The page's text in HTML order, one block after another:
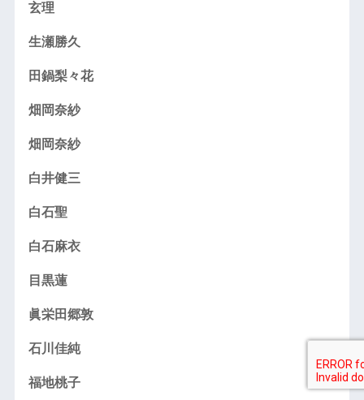
玄理
生瀬勝久
田鍋梨々花
畑岡奈紗
畑岡奈紗
白井健三
白石聖
白石麻衣
目黒蓮
眞栄田郷敦
石川佳純
福地桃子